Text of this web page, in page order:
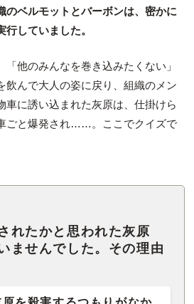
のベルモットとバーボンは、密かに
していました。
他のみんなを巻き込みたくない」
飲んで大人の姿に戻り、組織のメン
車に誘い込まれた灰原は、仕掛けら
ごと爆発され……。ここでクイズで
れたかと思われた灰原
ませんでした。その理由